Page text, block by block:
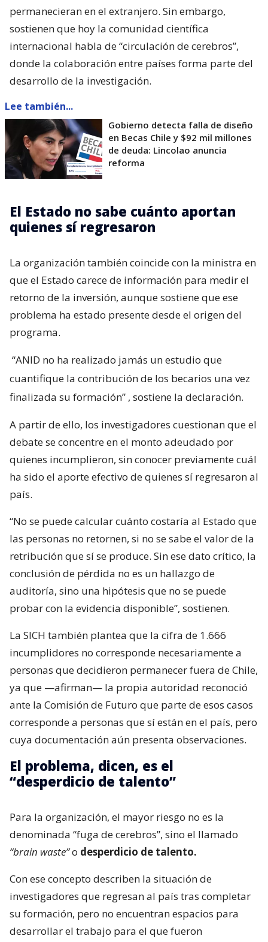
permanecieran en el extranjero. Sin embargo,
sostienen que hoy la comunidad científica
internacional habla de “circulación de cerebros”,
donde la colaboración entre países forma parte del
desarrollo de la investigación.
Lee también...
Gobierno detecta falla de diseño
en Becas Chile y $92 mil millones
de deuda: Lincolao anuncia
reforma
El Estado no sabe cuánto aportan
quienes sí regresaron
La organización también coincide con la ministra en
que el Estado carece de información para medir el
retorno de la inversión, aunque sostiene que ese
problema ha estado presente desde el origen del
programa.
“ANID no ha realizado jamás un estudio que
cuantifique la contribución de los becarios una vez
finalizada su formación” , sostiene la declaración.
A partir de ello, los investigadores cuestionan que el
debate se concentre en el monto adeudado por
quienes incumplieron, sin conocer previamente cuál
ha sido el aporte efectivo de quienes sí regresaron al
país.
“No se puede calcular cuánto costaría al Estado que
las personas no retornen, si no se sabe el valor de la
retribución que sí se produce. Sin ese dato crítico, la
conclusión de pérdida no es un hallazgo de
auditoría, sino una hipótesis que no se puede
probar con la evidencia disponible”, sostienen.
La SICH también plantea que la cifra de 1.666
incumplidores no corresponde necesariamente a
personas que decidieron permanecer fuera de Chile,
ya que —afirman— la propia autoridad reconoció
ante la Comisión de Futuro que parte de esos casos
corresponde a personas que sí están en el país, pero
cuya documentación aún presenta observaciones.
El problema, dicen, es el
“desperdicio de talento”
Para la organización, el mayor riesgo no es la
denominada “fuga de cerebros”, sino el llamado
“brain waste”o desperdicio de talento.
Con ese concepto describen la situación de
investigadores que regresan al país tras completar
su formación, pero no encuentran espacios para
desarrollar el trabajo para el que fueron